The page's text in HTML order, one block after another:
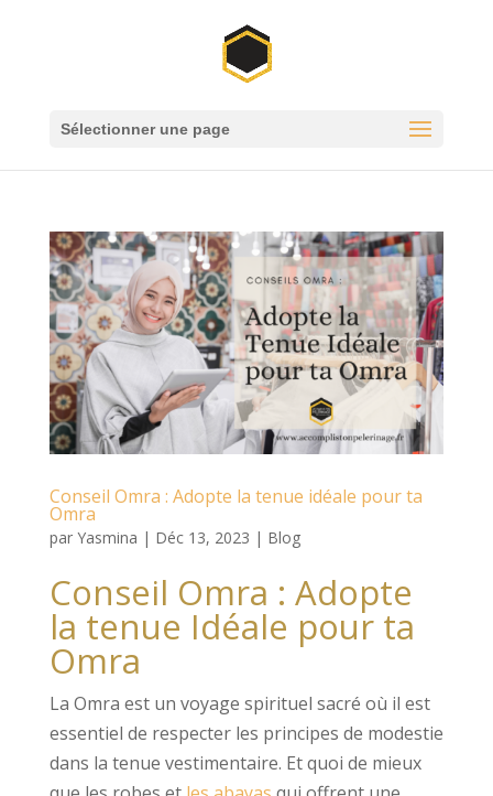
Sélectionner une page
Conseil Omra : Adopte la tenue idéale pour ta
Omra
par Yasmina | Déc 13, 2023 | Blog
Conseil Omra : Adopte
la tenue Idéale pour ta
Omra
La Omra est un voyage spirituel sacré où il est
essentiel de respecter les principes de modestie
dans la tenue vestimentaire. Et quoi de mieux